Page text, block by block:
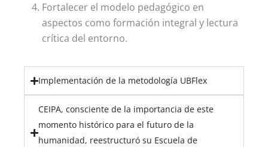
Fortalecer el modelo pedagógico en
aspectos como formación integral y lectura
crítica del entorno.
Implementación de la metodología UBFlex
CEIPA, consciente de la importancia de este
momento histórico para el futuro de la
humanidad, reestructuró su Escuela de